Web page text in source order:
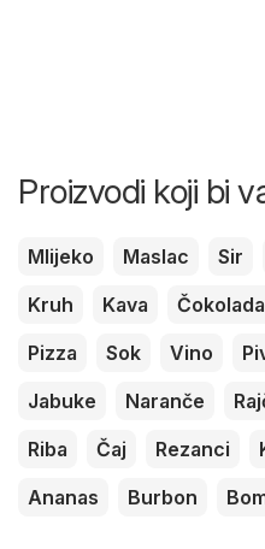
Proizvodi koji bi
Mlijeko Maslac Sir
Kruh
Kava Čokolada
Pizza
Sok Vino
Jabuke
Naranče
Riba
Čaj Rezanci
Ananas
Burbon